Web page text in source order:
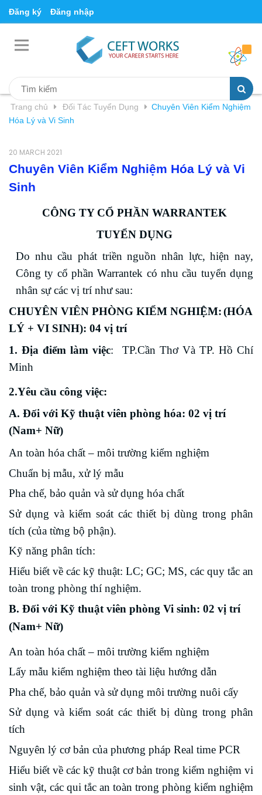
Đăng ký Đăng nhập
Trang chủ Đối Tác Tuyển Dụng
Chuyên Viên Kiểm Nghiệm
Hóa Lý và Vi Sinh
20 MARCH 2021
Chuyên Viên Kiểm Nghiệm Hóa Lý và Vi
Sinh
CÔNG TY CỔ PHẦN WARRANTEK
TUYỂN DỤNG
Do nhu cầu phát triền nguồn nhân lực, hiện nay,
Công ty cổ phầnWarrantek có nhu cầu tuyển dụng
nhân sựcác vị trí như sau:
CHUYÊN VIÊN PHÒNG KIỂM NGHIỆM:(HÓA
LÝ + VI SINH): 04 vị trí
1. Địa điểm làm việc: TP.Cần Thơ Và TP. Hồ Chí
Minh
2.Yêu cầu công việc:
A. Đối với Kỹ thuật viên phòng hóa: 02 vị trí
(Nam+ Nữ)
An toàn hóa chất – môi trường kiểm nghiệm
Chuẩn bị mẫu, xử lý mẫu
Pha chế, bảo quản và sử dụng hóa chất
Sử dụng và kiểm soát các thiết bị dùng trong phân
tích (của từng bộ phận).
Kỹ năng phân tích:
Hiểu biết về các kỹ thuật: LC; GC; MS, các quy tắc an
toàn trong phòng thí nghiệm.
B. Đối với Kỹ thuật viên phòng Vi sinh: 02 vị trí
(Nam+ Nữ)
An toàn hóa chất – môi trường kiểm nghiệm
Lấy mẫu kiểm nghiệm theo tài liệu hướng dẫn
Pha chế, bảo quản và sử dụng môi trường nuôi cấy
Sử dụng và kiểm soát các thiết bị dùng trong phân
tích
Nguyên lý cơ bản của phương pháp Real time PCR
Hiểu biết về các kỹ thuật cơ bản trong kiểm nghiệm vi
sinh vật, các qui tắc an toàn trong phòng kiểm nghiệm